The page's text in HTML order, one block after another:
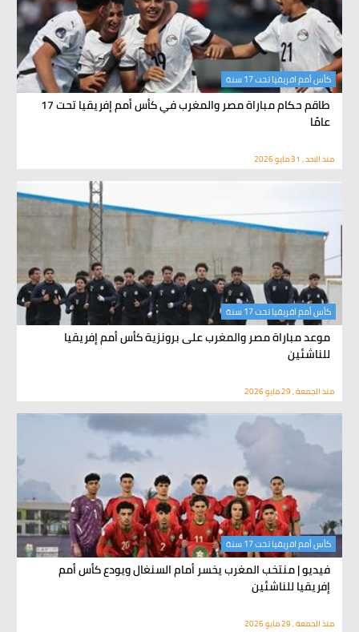
طاقم حكام مباراة مصر والمغرب في كأس أمم إفريقيا تحت 17
عامًا
كأس أمم افريقيا تحت 17 سنة
منذ الاحد , 31 مايو 2026
موعد مباراة مصر والمغرب على برونزية كأس أمم إفريقيا
للناشئين
كأس أمم افريقيا تحت 17 سنة
منذ الجمعة , 29 مايو 2026
فيديو | منتخب المغرب يخسر أمام السنغال ويودع كأس أمم
إفريقيا للناشئين
كأس أمم افريقيا تحت 17 سنة
منذ الجمعة , 29 مايو 2026